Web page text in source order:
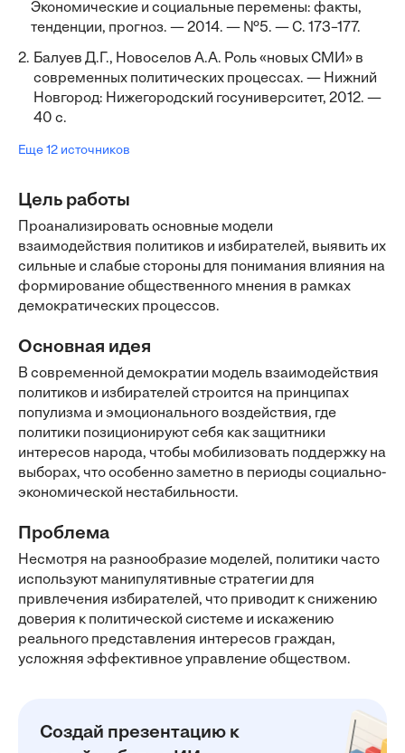
Экономические и социальные перемены: факты,
тенденции, прогноз. — 2014. — №5. — С. 173–177.
2. Балуев Д.Г., Новоселов А.А. Роль «новых СМИ» в
современных политических процессах. — Нижний
Новгород: Нижегородский госуниверситет, 2012. —
40 с.
Еще 12 источников
Цель работы
Проанализировать основные модели
взаимодействия политиков и избирателей, выявить их
сильные и слабые стороны для понимания влияния на
формирование общественного мнения в рамках
демократических процессов.
Основная идея
В современной демократии модель взаимодействия
политиков и избирателей строится на принципах
популизма и эмоционального воздействия, где
политики позиционируют себя как защитники
интересов народа, чтобы мобилизовать поддержку на
выборах, что особенно заметно в периоды социально-
экономической нестабильности.
Проблема
Несмотря на разнообразие моделей, политики часто
используют манипулятивные стратегии для
привлечения избирателей, что приводит к снижению
доверия к политической системе и искажению
реального представления интересов граждан,
усложняя эффективное управление обществом.
Создай презентацию к